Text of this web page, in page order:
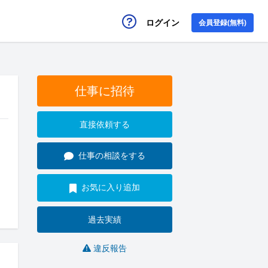
ログイン 会員登録(無料)
仕事に招待
直接依頼する
仕事の相談をする
お気に入り追加
過去実績
違反報告